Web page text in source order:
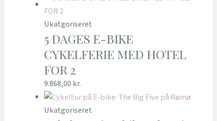
Ukatgoriseret
5 DAGES E-BIKE
CYKELFERIE MED HOTEL
FOR 2
9.868,00 kr.
Ukatgoriseret